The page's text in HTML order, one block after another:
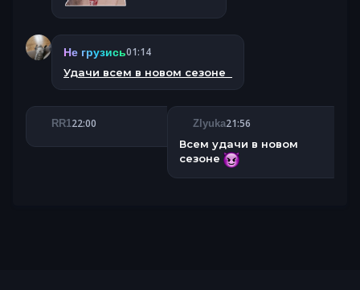
Не грузись01:14
Удачи всем в новом сезоне
RR122:00 Zlyuka21:56
Всем удачи в новом
сезоне